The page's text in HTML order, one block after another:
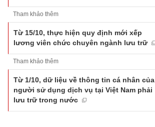
Tham khảo thêm
Từ 15/10, thực hiện quy định mới xếp
lương viên chức chuyên ngành lưu trữ
Tham khảo thêm
Từ 1/10, dữ liệu về thông tin cá nhân của
người sử dụng dịch vụ tại Việt Nam phải
lưu trữ trong nước